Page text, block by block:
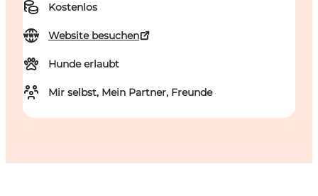
Kostenlos
Website besuchen
Hunde erlaubt
Mir selbst, Mein Partner, Freunde